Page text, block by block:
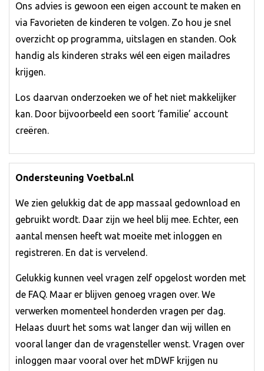
Ons advies is gewoon een eigen account te maken en
via Favorieten de kinderen te volgen. Zo hou je snel
overzicht op programma, uitslagen en standen. Ook
handig als kinderen straks wél een eigen mailadres
krijgen.
Los daarvan onderzoeken we of het niet makkelijker
kan. Door bijvoorbeeld een soort ‘familie’ account
creëren.
Ondersteuning Voetbal.nl
We zien gelukkig dat de app massaal gedownload en
gebruikt wordt. Daar zijn we heel blij mee. Echter, een
aantal mensen heeft wat moeite met inloggen en
registreren. En dat is vervelend.
Gelukkig kunnen veel vragen zelf opgelost worden met
de FAQ. Maar er blijven genoeg vragen over. We
verwerken momenteel honderden vragen per dag.
Helaas duurt het soms wat langer dan wij willen en
vooral langer dan de vragensteller wenst. Vragen over
inloggen maar vooral over het mDWF krijgen nu